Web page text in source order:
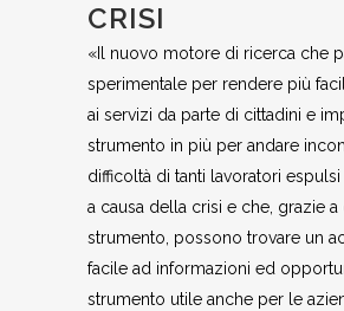
CRISI
«Il nuovo motore di ricerca che
sperimentale per rendere più
ai servizi da parte di cittadini e
strumento in più per andare
difficoltà di tanti lavoratori
a causa della crisi e che, grazie a
strumento, possono trovare un
facile ad informazioni ed
strumento utile anche per le